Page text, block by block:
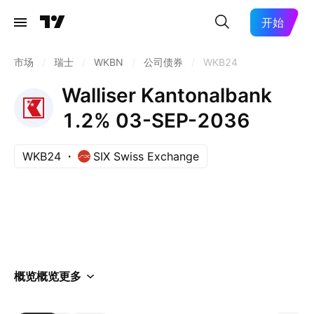
开始
市场 瑞士 WKBN 公司债券 WKB24
Walliser Kantonalbank
1.2% 03-SEP-2036
WKB24 SIX Swiss Exchange
概览概览更多